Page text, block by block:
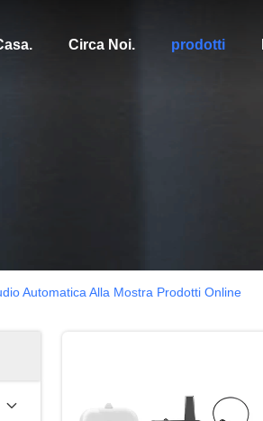
Circa Noi. prodotti
Automatica Alla Mostra Prodotti Online